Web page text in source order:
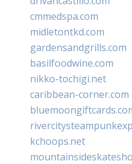
cmmedspa.com
midletontkd.com
gardensandgrills.com
basilfoodwine.com
nikko-tochigi.net
caribbean-corner.com
kchoops.net